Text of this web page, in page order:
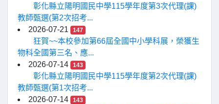
彰化縣立陽明國民中學115學年度第3次代理(課)
教師甄選(第2次招考...
2026-07-21
147
狂賀~~本校參加第66屆全國中小學科展，榮獲生
物科全國第三名、應...
2026-07-14
143
彰化縣立陽明國民中學115學年度第2次代理(課)
教師甄選(第1次招考...
2026-07-14
143